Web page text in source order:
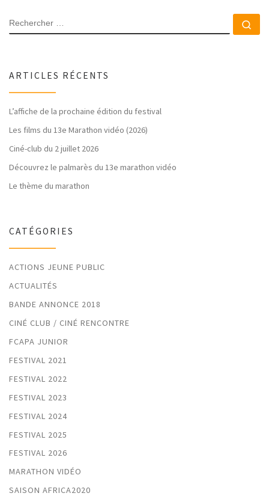
RECHERCHER
ARTICLES RÉCENTS
L’affiche de la prochaine édition du festival
Les films du 13e Marathon vidéo (2026)
Ciné-club du 2 juillet 2026
Découvrez le palmarès du 13e marathon vidéo
Le thème du marathon
CATÉGORIES
ACTIONS JEUNE PUBLIC
ACTUALITÉS
BANDE ANNONCE 2018
CINÉ CLUB / CINÉ RENCONTRE
FCAPA JUNIOR
FESTIVAL 2021
FESTIVAL 2022
FESTIVAL 2023
FESTIVAL 2024
FESTIVAL 2025
FESTIVAL 2026
MARATHON VIDÉO
SAISON AFRICA2020